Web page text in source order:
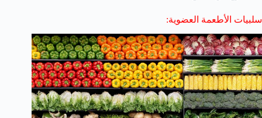
سلبيات الأطعمة العضوية: